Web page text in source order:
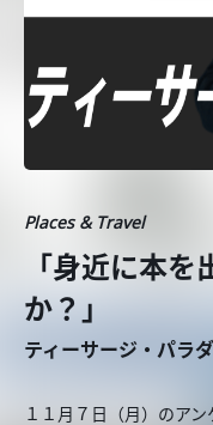
Places & Travel
「身近に本
か？」
ティーサージ・パラ
１１月７日（月）のア